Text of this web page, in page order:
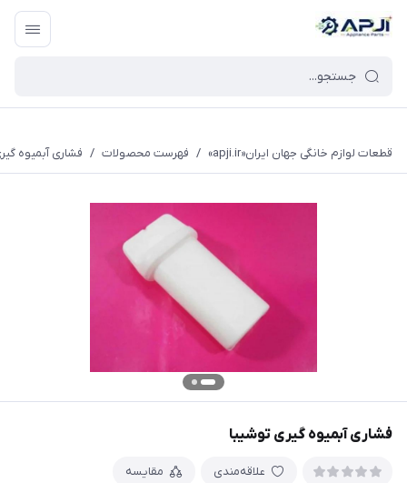
قطعات یدکی و جانبی لوازم خانگی جهان ایران
قطعات لوازم خانگی جهان ایران«apji.ir» / فهرست محصولات / فشاری آبمیوه
فشاری آبمیوه گیری توشیبا
علاقه‌مندی مقایسه